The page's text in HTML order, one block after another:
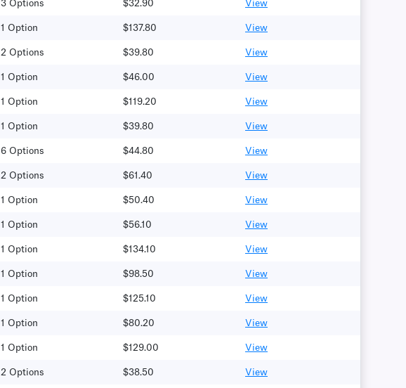
3 Options $32.90 View
1 Option $137.80 View
2 Options $39.80 View
1 Option $46.00 View
1 Option $119.20 View
1 Option $39.80 View
6 Options $44.80 View
2 Options $61.40 View
1 Option $50.40 View
1 Option $56.10 View
1 Option $134.10 View
1 Option $98.50 View
1 Option $125.10 View
1 Option $80.20 View
1 Option $129.00 View
2 Options $38.50 View